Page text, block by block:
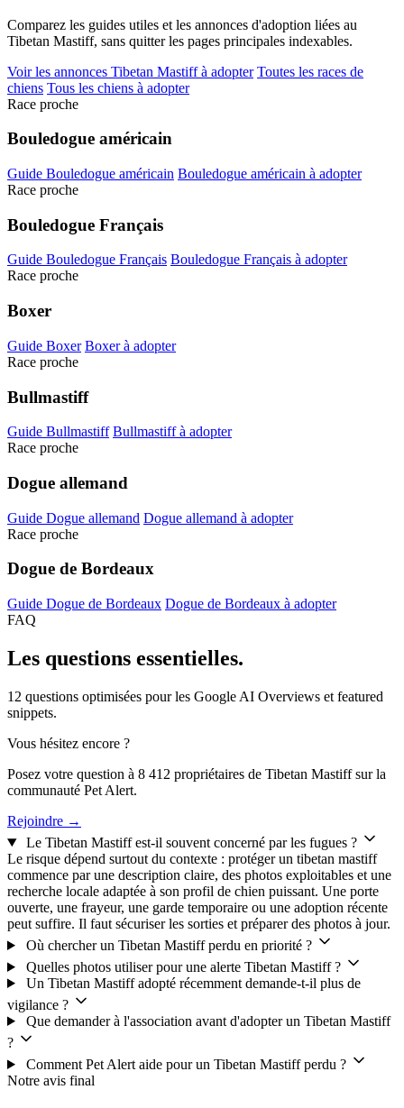
Comparez les guides utiles et les annonces d'adoption liées au
Tibetan Mastiff, sans quitter les pages principales indexables.
Voir les annonces Tibetan Mastiff à adopter Toutes les races de
chiens Tous les chiens à adopter
Race proche
Bouledogue américain
Guide Bouledogue américain Bouledogue américain à adopter
Race proche
Bouledogue Français
Guide Bouledogue Français Bouledogue Français à adopter
Race proche
Boxer
Guide Boxer Boxer à adopter
Race proche
Bullmastiff
Guide Bullmastiff Bullmastiff à adopter
Race proche
Dogue allemand
Guide Dogue allemand Dogue allemand à adopter
Race proche
Dogue de Bordeaux
Guide Dogue de Bordeaux Dogue de Bordeaux à adopter
FAQ
Les questions essentielles.
12 questions optimisées pour les Google AI Overviews et featured
snippets.
Vous hésitez encore ?
Posez votre question à 8 412 propriétaires de Tibetan Mastiff sur la
communauté Pet Alert.
Rejoindre →
Le Tibetan Mastiff est-il souvent concerné par les fugues ?
Le risque dépend surtout du contexte : protéger un tibetan mastiff
commence par une description claire, des photos exploitables et une
recherche locale adaptée à son profil de chien puissant. Une porte
ouverte, une frayeur, une garde temporaire ou une adoption récente
peut suffire. Il faut sécuriser les sorties et préparer des photos à jour.
Où chercher un Tibetan Mastiff perdu en priorité ?
Quelles photos utiliser pour une alerte Tibetan Mastiff ?
Un Tibetan Mastiff adopté récemment demande-t-il plus de
vigilance ?
Que demander à l'association avant d'adopter un Tibetan Mastiff
?
Comment Pet Alert aide pour un Tibetan Mastiff perdu ?
Notre avis final